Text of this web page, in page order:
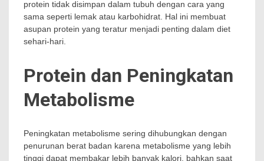
protein tidak disimpan dalam tubuh dengan cara yang
sama seperti lemak atau karbohidrat. Hal ini membuat
asupan protein yang teratur menjadi penting dalam diet
sehari-hari.
Protein dan Peningkatan
Metabolisme
Peningkatan metabolisme sering dihubungkan dengan
penurunan berat badan karena metabolisme yang lebih
tinggi dapat membakar lebih banyak kalori, bahkan saat